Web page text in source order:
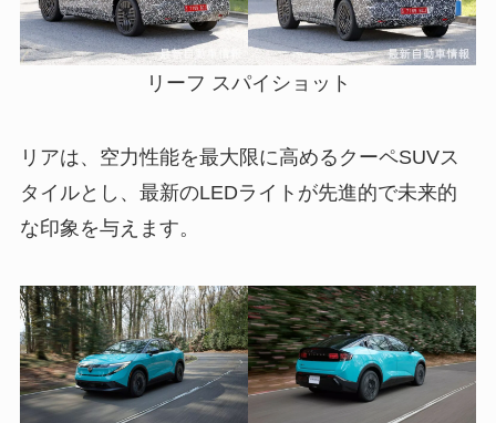
リーフ スパイショット
リアは、空力性能を最大限に高めるクーペSUVス
タイルとし、最新のLEDライトが先進的で未来的
な印象を与えます。